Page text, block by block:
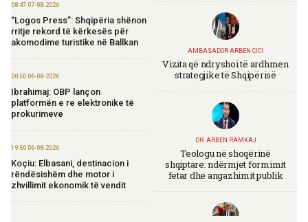
08:47 07-08-2026
“Logos Press”: Shqipëria shënon
rritje rekord të kërkesës për
akomodime turistike në Ballkan
20:50 06-08-2026
Ibrahimaj: OBP lançon
platformën e re elektronike të
prokurimeve
19:50 06-08-2026
Koçiu: Elbasani, destinacion i
rëndësishëm dhe motor i
zhvillimit ekonomik të vendit
AMBASADOR ARBEN CICI
Vizita që ndryshoi të ardhmen
strategjike të Shqipërisë
DR. ARBEN RAMKAJ
Teologu në shoqërinë
shqiptare: ndërmjet formimit
fetar dhe angazhimit publik